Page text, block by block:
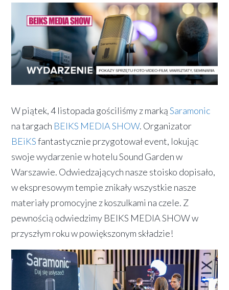
W piątek, 4 listopada gościliśmy z markąSaramonic
na targach BEIKS MEDIA SHOW. Organizator
BEiKSfantastycznie przygotował event, lokując
swoje wydarzenie w hotelu Sound Garden w
Warszawie. Odwiedzających nasze stoisko dopisało,
w ekspresowym tempie znikały wszystkie nasze
materiały promocyjne z koszulkami na czele. Z
pewnością odwiedzimy BEIKS MEDIA SHOW w
przyszłym roku w powiększonym składzie!